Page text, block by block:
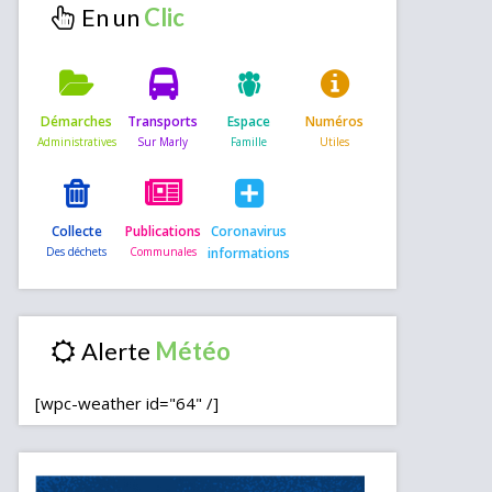
En un
Démarches Transports Espace Numéros
Collecte Publications Coronavirus
informations
Alerte
[wpc-weather id="64" /]